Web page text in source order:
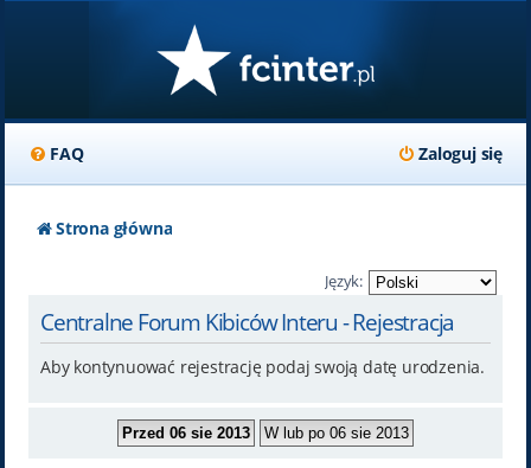
FAQ Zaloguj się
Strona główna
Język:
Centralne Forum Kibiców Interu - Rejestracja
Aby kontynuować rejestrację podaj swoją datę urodzenia.